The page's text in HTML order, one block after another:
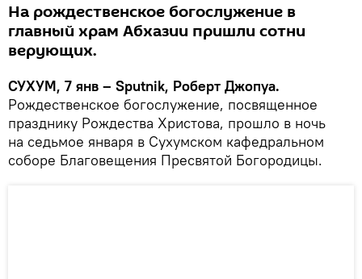
На рождественское богослужение в
главный храм Абхазии пришли сотни
верующих.
СУХУМ, 7 янв – Sputnik, Роберт Джопуа.
Рождественское богослужение, посвященное
празднику Рождества Христова, прошло в ночь
на седьмое января в Сухумском кафедральном
соборе Благовещения Пресвятой Богородицы.